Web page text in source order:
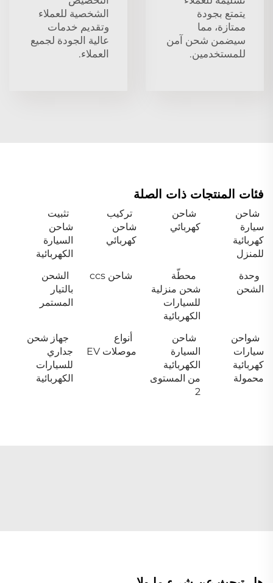
يتمتع بجودة
ممتازة، مما
سيضمن شحن آمن
للمستخدمين.
الشخصية للعملاء
وتقديم خدمات
عالية الجودة لجميع
العملاء.
فئات المنتجات ذات الصلة
شاحن
سيارة
كهربائية
للمنزل
شاحن
كهربائي
تركيب
شاحن
كهربائي
تثبيت
شاحن
السيارة
الكهربائية
وحدة
الشحن
محطّة
شحن منزلية
للسيارات
الكهربائية
شاحن ccs
الشحن
بالتيار
المستمر
شواحن
سيارات
كهربائية
محمولة
شاحن
السيارة
الكهربائية
من المستوى
2
أنواع
موصلات EV
جهاز شحن
جداري
للسيارات
الكهربائية